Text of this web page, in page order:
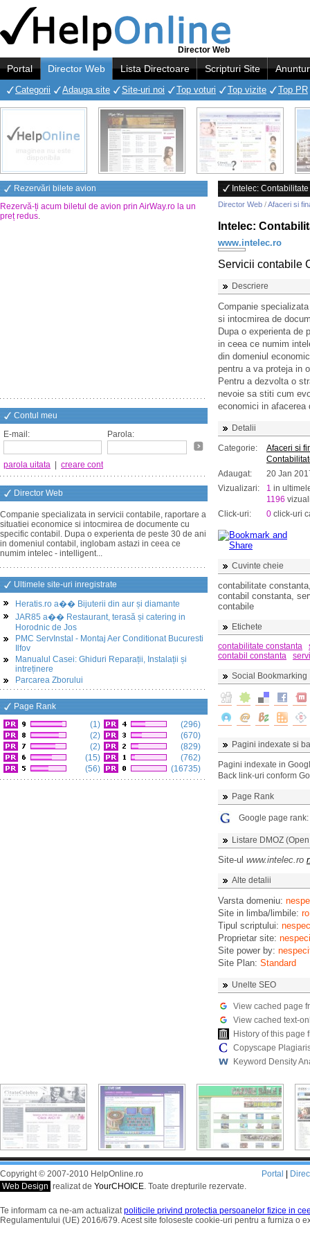
Director Web
Portal Director Web Lista Directoare Scripturi Site
Categorii Adauga site Site-uri noi Top voturi Top vizite Top PR
Rezervări bilete avion
Rezervă-ți acum biletul de avion prin AirWay.ro la un
preț redus.
Contul meu
E-mail:
Parola:
parola uitata creare cont
Director Web
Companie specializata in servicii contabile, raportare a
situatiei economice si intocmirea de documente cu
specific contabil. Dupa o experienta de peste 30 de ani
in domeniul contabil, inglobam astazi in ceea ce
numim intelec - intelligent...
Ultimele site-uri inregistrate
Heratis.ro a�� Bijuterii din aur și diamante
JAR85 a�� Restaurant, terasă și catering in
Horodnic de Jos
PMC ServInstal - Montaj Aer Conditionat Bucuresti
Ilfov
Manualul Casei: Ghiduri Reparații, Instalații și
intreținere
Parcarea Zborului
Page Rank
(1)
(2)
(2)
(15)
(56)
(296)
(670)
(829)
(762)
(16735)
Intelec:
Director Web /Afaceri si
Intelec:
www.intelec.ro
Servicii contabile
Descriere
Companie
si intocmirea de
Dupa o experienta de
in ceea ce numim
din domeniul
pentru a va proteja in
Pentru a dezvolta o
nevoie sa stiti cum
economici in afacerea
Detalii
Categorie:
Afaceri si
Adaugat:
20 Jan
Vizualizari:
1 in
1196
Click-uri:
0 click-uri
Cuvinte cheie
contabilitate
contabil constanta,
contabile
Etichete
contabilitate constanta
contabil constanta
Social Bookmarking
Pagini indexate si
Pagini indexate in
Back link-uri conform
Page Rank
Google page rank:
Listare DMOZ
Site-ul www.intelec.ro
Alte detalii
Varsta domeniu:
Site in limba/limbile: ro
Tipul scriptului:
Proprietar site:
Site power by:
Site Plan: Standard
Unelte SEO
View cached page
View cached text-
History of this page
Copyscape
Keyword Density
Copyright © 2007-2010 HelpOnline.ro
Web Design realizat de YourCHOICE. Toate drepturile rezervate.
Portal
Te informam ca ne-am actualizatpoliticile privind protectia persoanelor fizice in
Regulamentului (UE) 2016/679. Acest site foloseste cookie-uri pentru a furniza o